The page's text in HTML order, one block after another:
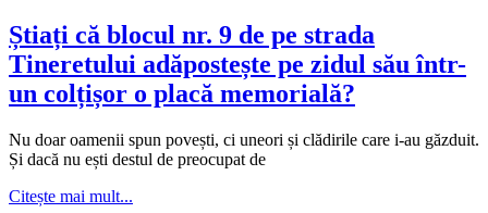
Știați că blocul nr. 9 de pe strada
Tineretului adăpostește pe zidul său într-
un colțișor o placă memorială?
Nu doar oamenii spun povești, ci uneori și clădirile care i-au găzduit.
Și dacă nu ești destul de preocupat de
Citește mai mult...